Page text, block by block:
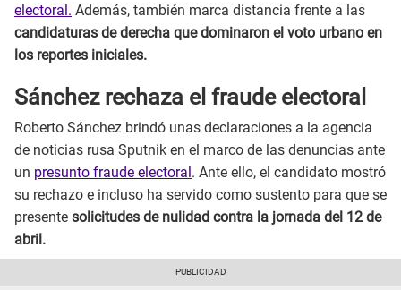
electoral. Además, también marca distancia frente a las
candidaturas de derecha que dominaron el voto urbano en
los reportes iniciales.
Sánchez rechaza el fraude electoral
Roberto Sánchez brindó unas declaraciones a la agencia
de noticias rusa Sputnik en el marco de las denuncias ante
un presunto fraude electoral . Ante ello, el candidato mostró
su rechazo e incluso ha servido como sustento para que se
presente solicitudes de nulidad contra la jornada del 12 de
abril.